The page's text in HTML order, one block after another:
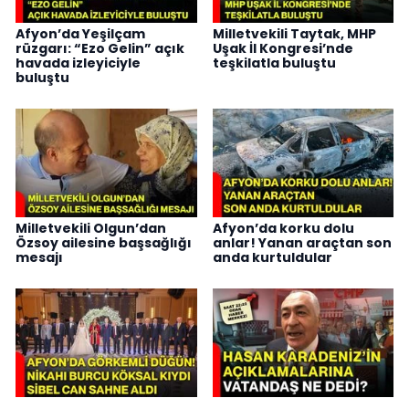
Afyon’da Yeşilçam
rüzgarı: “Ezo Gelin” açık
havada izleyiciyle
buluştu
Milletvekili Taytak, MHP
Uşak İl Kongresi’nde
teşkilatla buluştu
Milletvekili Olgun’dan
Özsoy ailesine başsağlığı
mesajı
Afyon’da korku dolu
anlar! Yanan araçtan son
anda kurtuldular